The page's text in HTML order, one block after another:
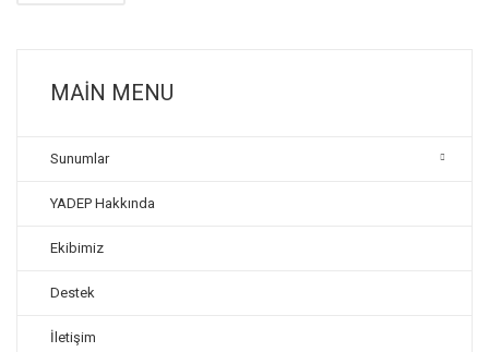
MAIN MENU
Sunumlar
YADEP Hakkında
Ekibimiz
Destek
İletişim